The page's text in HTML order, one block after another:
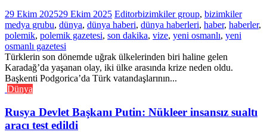
29 Ekim 202529 Ekim 2025 Editorbizimkiler group, bizimkiler
medya grubu, dünya, dünya haberi, dünya haberleri, haber, haberler,
polemik, polemik gazetesi, son dakika, vize, yeni osmanlı, yeni
osmanlı gazetesi
Türklerin son dönemde uğrak ülkelerinden biri haline gelen
Karadağ’da yaşanan olay, iki ülke arasında krize neden oldu.
Başkenti Podgorica’da Türk vatandaşlarının...
Dünya
Rusya Devlet Başkanı Putin: Nükleer insansız sualtı
aracı test edildi